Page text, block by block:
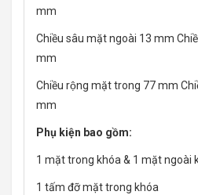
mm
Chiều sâu mặt ngoài 13 mm
mm
Chiều rộng mặt trong 77 mm
mm
Phụ kiện bao gồm:
1 mặt trong khóa & 1 mặt ngoài
1 tấm đỡ mặt trong khóa